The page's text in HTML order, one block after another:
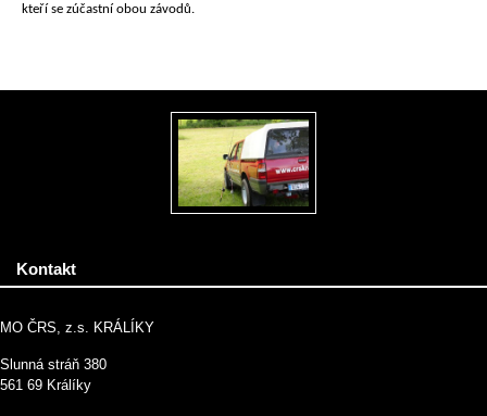
kteří se zúčastní obou závodů.
Kontakt
MO ČRS, z.s. KRÁLÍKY
Slunná stráň 380
561 69 Králíky